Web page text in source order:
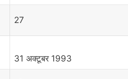
27
31 अक्टूबर 1993